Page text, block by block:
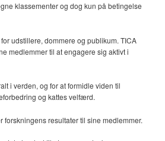
klassementer og dog kun på betingelse
udstillere, dommere og publikum. TICA
medlemmer til at engagere sig aktivt i
i verden, og for at formidle viden til
og kattes velfærd.
resultater til sine medlemmer.